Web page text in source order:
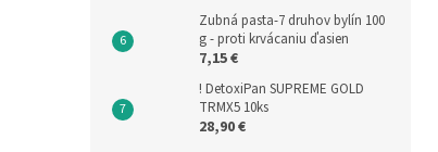
Zubná pasta-7 druhov bylín 100
g - proti krvácaniu ďasien
7,15 €
! DetoxiPan SUPREME GOLD
TRMX5 10ks
28,90 €